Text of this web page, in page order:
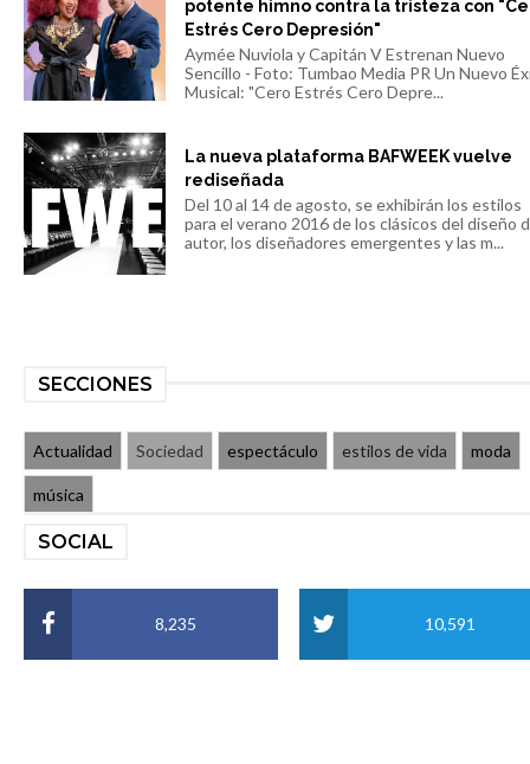
potente himno contra la tristeza con
Estrés Cero Depresión"
Aymée Nuviola y Capitán V Estrenan Nuevo
Sencillo - Foto: Tumbao Media PR Un Nuevo
Musical: "Cero Estrés Cero Depre...
La nueva plataforma BAFWEEK vuelve
rediseñada
Del 10 al 14 de agosto, se exhibirán los estilos
para el verano 2016 de los clásicos del diseño
autor, los diseñadores emergentes y las m...
SECCIONES
Actualidad Sociedad espectáculo estilos de vida moda
música
SOCIAL
8,235 10,591